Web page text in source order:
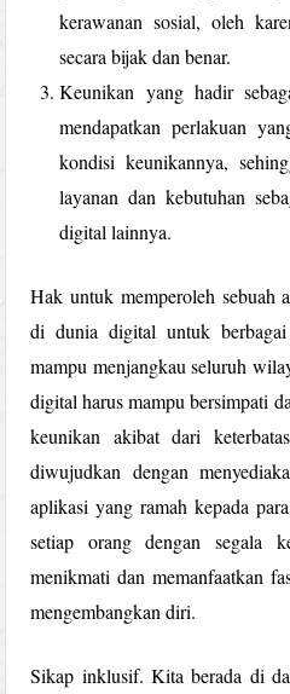
kerawanan sosial, oleh
secara bijak dan benar.
Keunikan yang hadir
mendapatkan perlakuan
kondisi keunikannya,
layanan dan kebutuhan
digital lainnya.
Hak untuk memperoleh sebuah
di dunia digital untuk
mampu menjangkau seluruh
digital harus mampu bersimpati
keunikan akibat dari
diwujudkan dengan
aplikasi yang ramah kepada
setiap orang dengan segala
menikmati dan memanfaatkan
mengembangkan diri.
Sikap inklusif. Kita berada di